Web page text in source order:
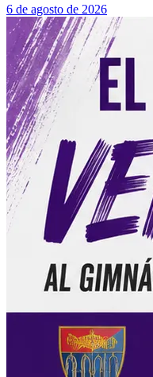
6 de agosto de 2026